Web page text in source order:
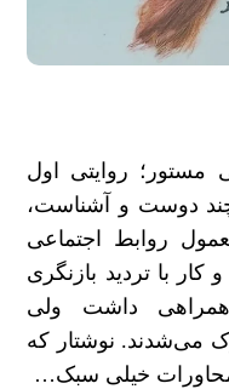
روایتی اول
دوست و آشناست،
روابط اجتماعی
با تردید بازنگری
همراهی داشت ولی
می‌شدند. نوشتار که
محاورات خیلی سبک…